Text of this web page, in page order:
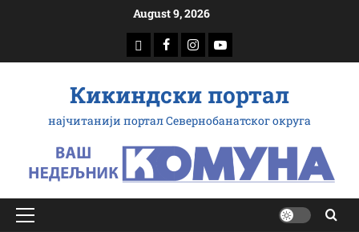
August 9, 2026
доwнлоад
Фацебоок
Инстаграм
Yоутубе
Кикиндски портал
најчитанији портал Севернобанатског округа
Примарy